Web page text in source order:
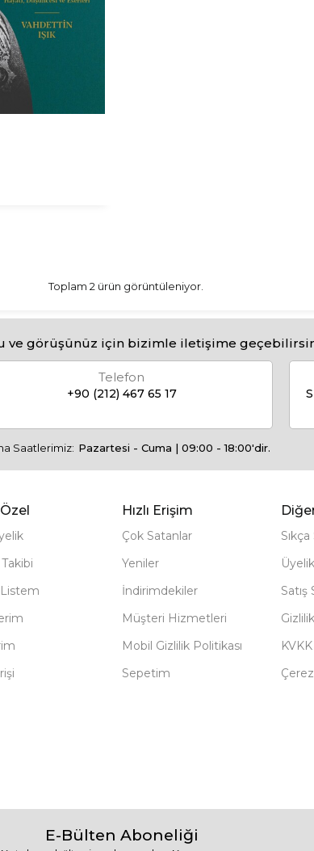
Toplam 2 ürün görüntüleniyor.
ve görüşünüz için bizimle iletişime
Telefon
+90 (212) 467 65 17
Saatlerimiz: Pazartesi - Cuma | 09:00 - 18:00'dir.
Hızlı Erişim
Çok Satanlar
Yeniler
İndirimdekiler
Müşteri Hizmetleri
Mobil Gizlilik Politikası
Sepetim
KVKK
E-Bülten Aboneliği